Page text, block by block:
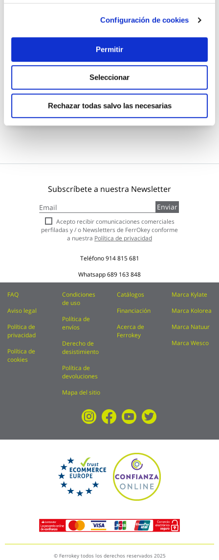
Configuración de cookies
Permitir
Seleccionar
Rechazar todas salvo las necesarias
Natuur
399,00 €
Añadir al carrito
Subscríbete a nuestra Newsletter
a
nuestro
boletín
de
Enviar
Acepto recibir comunicaciones comerciales
perfiladas y / o Newsletters de FerrOkey conforme
a nuestra Política de privacidad
Teléfono914 815 681
Whatsapp689 163 848
FAQ
Aviso legal
Política de
privacidad
Política de
cookies
Condiciones
de uso
Política de
envíos
Derecho de
desistimiento
Política de
devoluciones
Mapa del sitio
Catálogos
Financiación
Acerca de
Ferrokey
Marca Kylate
Marca Kolorea
Marca Natuur
Marca Wesco
© Ferrokey todos los derechos reservados 2025